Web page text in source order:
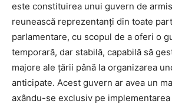
este constituirea unui guvern de
reunească reprezentanți din toate
parlamentare, cu scopul de a oferi o
temporară, dar stabilă, capabilă să
majore ale țării până la organizarea
anticipate. Acest guvern ar avea un
axându-se exclusiv pe